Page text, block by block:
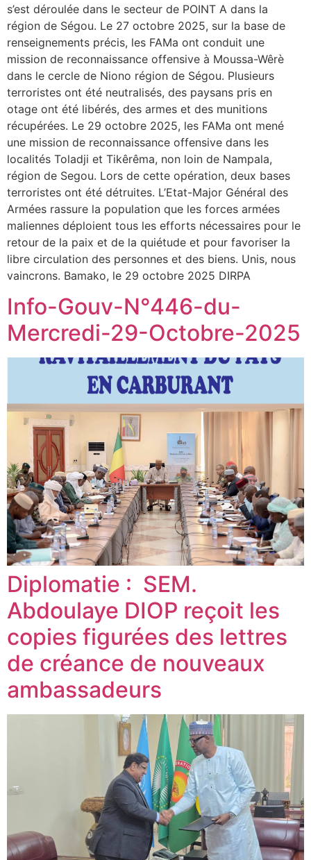
s’est déroulée dans le secteur de POINT A dans la
région de Ségou. Le 27 octobre 2025, sur la base de
renseignements précis, les FAMa ont conduit une
mission de reconnaissance offensive à Moussa-Wêrè
dans le cercle de Niono région de Ségou. Plusieurs
terroristes ont été neutralisés, des paysans pris en
otage ont été libérés, des armes et des munitions
récupérées. Le 29 octobre 2025, les FAMa ont mené
une mission de reconnaissance offensive dans les
localités Toladji et Tikêrêma, non loin de Nampala,
région de Segou. Lors de cette opération, deux bases
terroristes ont été détruites. L’Etat-Major Général des
Armées rassure la population que les forces armées
maliennes déploient tous les efforts nécessaires pour le
retour de la paix et de la quiétude et pour favoriser la
libre circulation des personnes et des biens. Unis, nous
vaincrons. Bamako, le 29 octobre 2025 DIRPA
Info-Gouv-N°446-du-
Mercredi-29-Octobre-2025
Diplomatie : SEM.
Abdoulaye DIOP reçoit les
copies figurées des lettres
de créance de nouveaux
ambassadeurs